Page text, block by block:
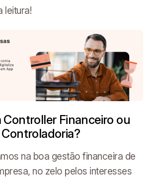
leitura!
Controller Financeiro ou
na boa gestão financeira de
no zelo pelos interesses